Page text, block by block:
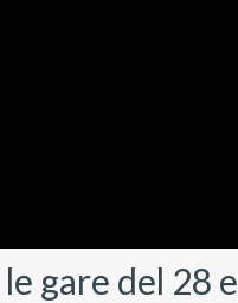
gare del 28 e